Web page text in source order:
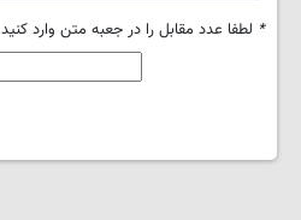
* لطفا عدد مقابل را در جعبه متن وارد کنید